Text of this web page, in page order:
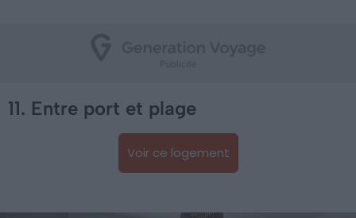
11. Entre port et plage
Voir ce logement